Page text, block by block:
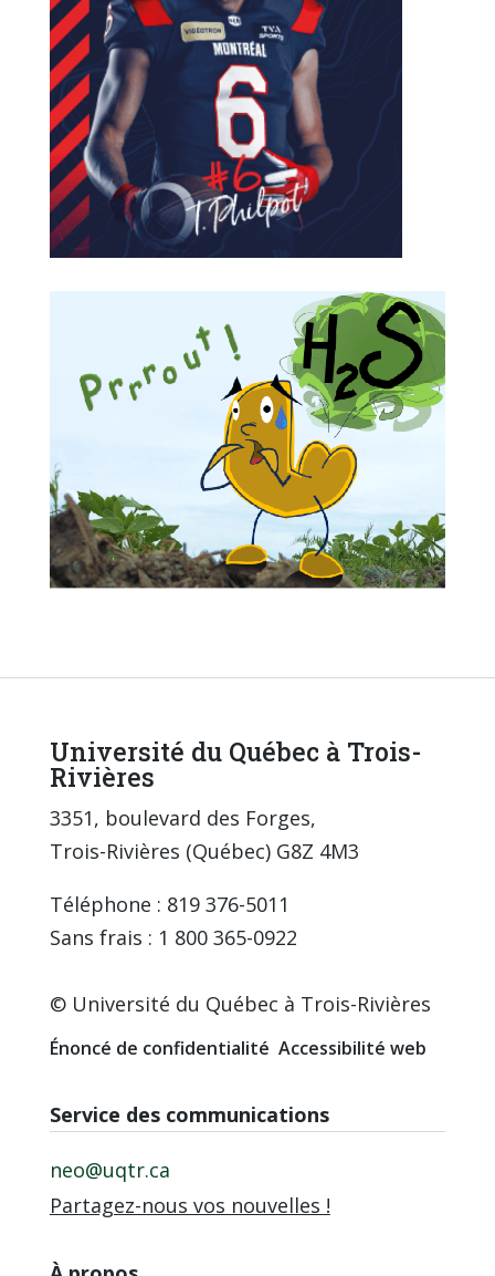
Université du Québec à Trois-
Rivières
3351, boulevard des Forges,
Trois-Rivières (Québec) G8Z 4M3
Téléphone : 819 376-5011
Sans frais : 1 800 365-0922
© Université du Québec à Trois-Rivières
Énoncé de confidentialité Accessibilité web
Service des communications
neo@uqtr.ca
Partagez-nous vos nouvelles !